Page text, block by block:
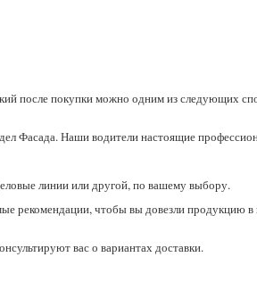
после покупки можно одним из следующих
Фасада. Наши водители настоящие
линии или другой, по вашему выбору.
рекомендации, чтобы вы довезли продукцию в
вас о вариантах доставки.